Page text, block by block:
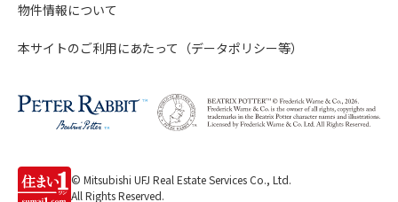
物件情報について
本サイトのご利用にあたって（データポリシー等）
© Mitsubishi UFJ Real Estate Services Co., Ltd.
All Rights Reserved.